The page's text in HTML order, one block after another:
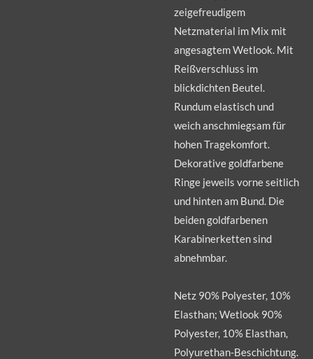
zeigefreudigem
Netzmaterial im Mix mit
angesagtem Wetlook. Mit
Reißverschluss im
blickdichten Beutel.
Rundum elastisch und
weich anschmiegsam für
hohen Tragekomfort.
Dekorative goldfarbene
Ringe jeweils vorne seitlich
und hinten am Bund. Die
beiden goldfarbenen
Karabinerketten sind
abnehmbar.
Netz 90% Polyester, 10%
Elasthan; Wetlook 90%
Polyester, 10% Elasthan,
Polyurethan-Beschichtung.